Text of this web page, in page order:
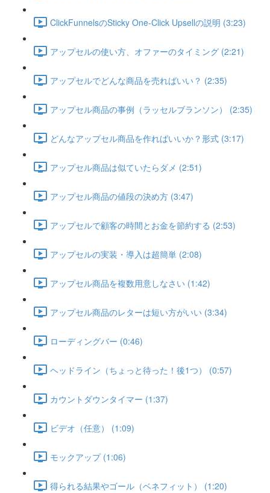
ClickFunnelsのSticky One-Click Upsellの説明 (3:23)
アップセルの使い方、オファーのタイミング (2:21)
アップセルでどんな商品を売ればいい？ (2:35)
アップセル商品の事例（ラッセルブランソン） (2:35)
どんなアップセル商品を作ればいいか？形式 (3:17)
アップセル商品は似ていたらダメ (2:51)
アップセル商品の値段の決め方 (3:47)
アップセルで顧客の時間とお金を節約する (2:53)
アップセルの実装・導入は超簡単 (2:08)
アップセル商品を複数用意しなさい (1:42)
アップセル商品のレターは短い方がいい (3:34)
ローディングバー (0:46)
ヘッドライン（ちょっと待った！後1つ） (0:57)
カウントダウンタイマー (1:37)
ビデオ（任意） (1:09)
モックアップ (1:06)
得られる結果やゴール（ベネフィット） (1:20)